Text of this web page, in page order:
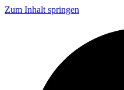
Zum Inhalt springen